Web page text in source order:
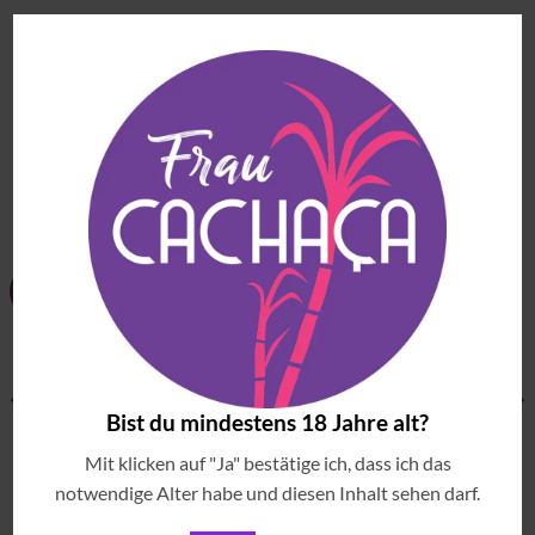
Bist du mindestens 18 Jahre alt?
Mit klicken auf "Ja" bestätige ich, dass ich das
notwendige Alter habe und diesen Inhalt sehen darf.
Das Ergebnis ist ein besonders reiner, weicher Likör mit
elegantem Mundgefühl und angenehm mildem Abgang.
ÄHNLICHE PRODUKTE
ICH BIN WIEDER DA! EXQUISIT
Wunschliste